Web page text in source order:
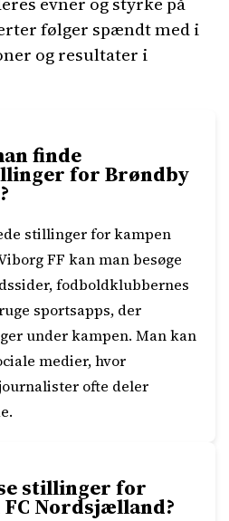
følger spændt med i
og resultater i
finde
for Brøndby
stillinger for kampen
FF kan man besøge
fodboldklubbernes
sportsapps, der
under kampen. Man kan
medier, hvor
ofte deler
stillinger for
Nordsjælland?